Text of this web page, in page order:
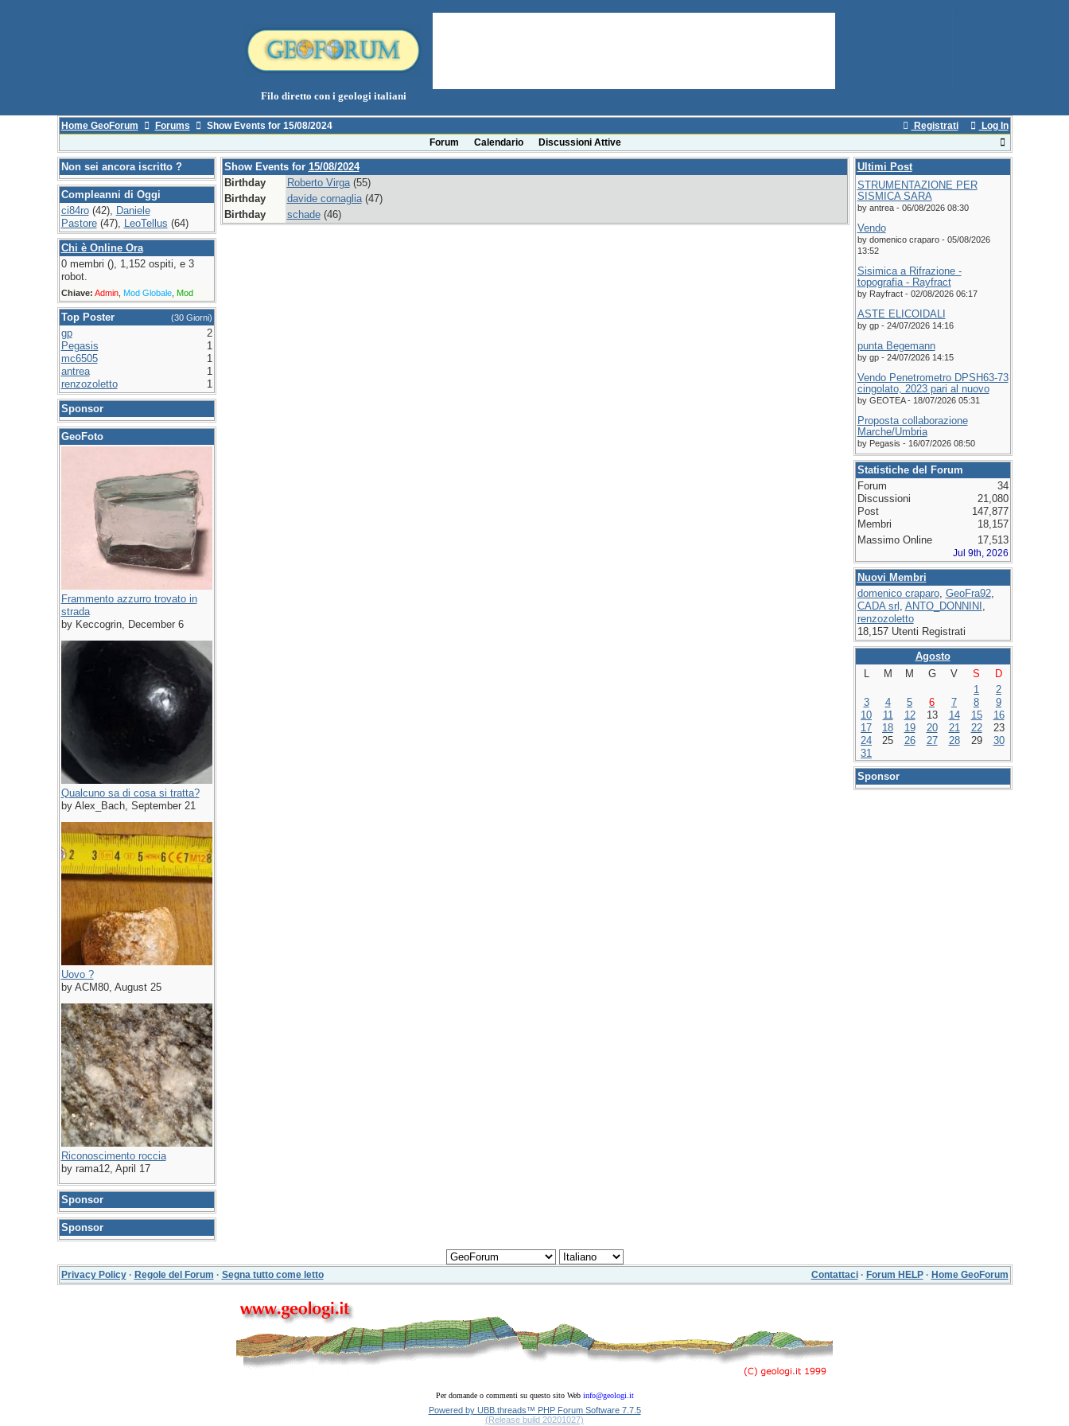
Filo diretto con i geologi italiani
Registrati Log In
Home GeoForum Forums
Show Events for 15/08/2024
Forum
Calendario Discussioni Attive
Non sei ancora iscritto ?
Compleanni di Oggi
ci84ro(42), Daniele
Pastore(47), LeoTellus (64)
Chi è Online Ora
0 membri (), 1,152 ospiti, e 3
robot.
Chiave: Admin, Mod Globale, Mod
Top Poster (30 Giorni)
gp
2
Pegasis
1
mc6505
1
antrea
1
renzozoletto
1
Sponsor
GeoFoto
Frammento azzurro trovato in
strada
by Keccogrin, December 6
Qualcuno sa di cosa si tratta?
by Alex_Bach, September 21
Uovo ?
by ACM80, August 25
Riconoscimento roccia
by rama12, April 17
Sponsor
Sponsor
Show Events for 15/08/2024
Birthday
Roberto Virga(55)
Birthday
davide cornaglia(47)
Birthday
schade(46)
Ultimi Post
STRUMENTAZIONE PER
SISMICA SARA
by antrea - 06/08/2026 08:30
Vendo
by domenico craparo - 05/08/2026
13:52
Sisimica a Rifrazione -
topografia - Rayfract
by Rayfract - 02/08/2026 06:17
ASTE ELICOIDALI
by gp - 24/07/2026 14:16
punta Begemann
by gp - 24/07/2026 14:15
Vendo Penetrometro DPSH63-73
cingolato, 2023 pari al nuovo
by GEOTEA - 18/07/2026 05:31
Proposta collaborazione
Marche/Umbria
by Pegasis - 16/07/2026 08:50
Statistiche del Forum
Forum
34
Discussioni
21,080
Post
147,877
Membri
18,157
Massimo Online
17,513
Jul 9th, 2026
Nuovi Membri
domenico craparo, GeoFra92,
CADA srl , ANTO_DONNINI ,
renzozoletto
18,157 Utenti Registrati
Agosto
L
M M G V S
D
1
2
3
4 5 6 7 8
9
10
11 12 13 14 15
16
17
18 19 20 21 22
23
24
25 26 27 28 29
30
31
Sponsor
Privacy Policy· Regole del Forum · Segna tutto come letto Contattaci· Forum HELP· Home GeoForum
Per domande o commenti su questo sito Web info@geologi.it
Powered by UBB.threads™ PHP Forum Software 7.7.5
(Release build 20201027)